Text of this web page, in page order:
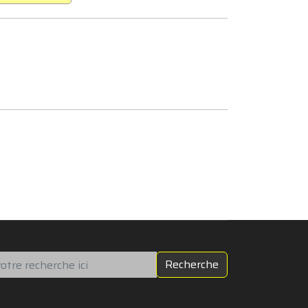
Recherche